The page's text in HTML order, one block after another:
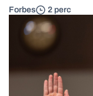
Forbes 2 perc